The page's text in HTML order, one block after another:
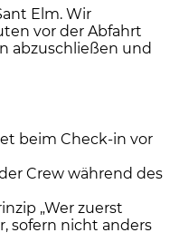
Elm. Wir
vor der Abfahrt
abzuschließen und
beim Check-in vor
Crew während des
„Wer zuerst
sofern nicht anders